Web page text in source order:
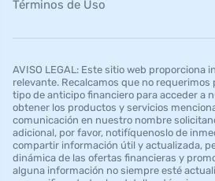
Términos de Uso
AVISO LEGAL: Este sitio web proporciona
relevante. Recalcamos que no
tipo de anticipo financiero para acceder a
obtener los productos y servicios
comunicación en nuestro nombre
adicional, por favor, notifíquenoslo de
compartir información útil y actualizada,
dinámica de las ofertas financieras y
alguna información no siempre esté